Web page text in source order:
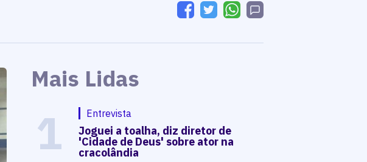
Mais Lidas
1 Entrevista
Joguei a toalha, diz diretor de
'Cidade de Deus' sobre ator na
cracolândia